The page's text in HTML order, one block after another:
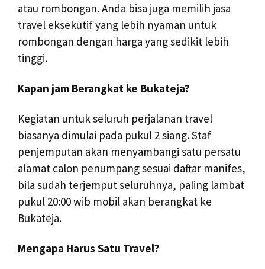
atau rombongan. Anda bisa juga memilih jasa
travel eksekutif yang lebih nyaman untuk
rombongan dengan harga yang sedikit lebih
tinggi.
Kapan jam Berangkat ke Bukateja?
Kegiatan untuk seluruh perjalanan travel
biasanya dimulai pada pukul 2 siang. Staf
penjemputan akan menyambangi satu persatu
alamat calon penumpang sesuai daftar manifes,
bila sudah terjemput seluruhnya, paling lambat
pukul 20:00 wib mobil akan berangkat ke
Bukateja.
Mengapa Harus Satu Travel?